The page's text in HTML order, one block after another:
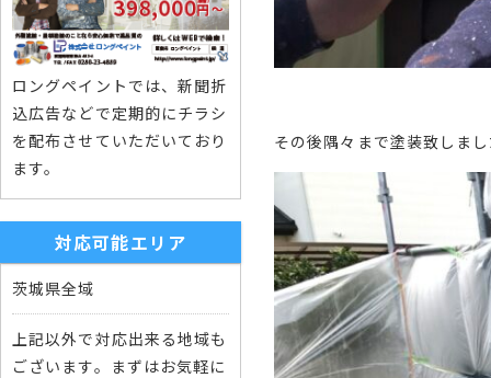
その後隅々まで塗装致しま
ロングペイントでは、新聞折
込広告などで定期的にチラシ
を配布させていただいており
ます。
対応可能エリア
茨城県全域
上記以外で対応出来る地域も
ございます。まずはお気軽に